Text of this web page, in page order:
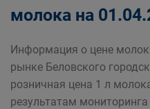
молока на
Информация о цене
рынке Беловского
розничная цена 1 л
результатам